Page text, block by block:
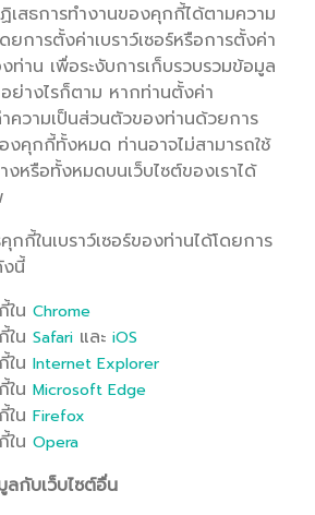
เสธการทำงานของคุกกี้ได้ตามความ
การตั้งค่าเบราว์เซอร์หรือการตั้งค่า
ท่าน เพื่อระงับการเก็บรวบรวมข้อมูล
ย่างไรก็ตาม หากท่านตั้งค่า
าความเป็นส่วนตัวของท่านด้วยการ
งคุกกี้ทั้งหมด ท่านอาจไม่สามารถใช้
หรือทั้งหมดบนเว็บไซต์ของเราได้
กี้ในเบราว์เซอร์ของท่านได้โดยการ
นี้
ใน Chrome
ใน Safari และ iOS
ใน Internet Explorer
ใน Microsoft Edge
ใน Firefox
ใน Opera
ลกับเว็บไซต์อื่น